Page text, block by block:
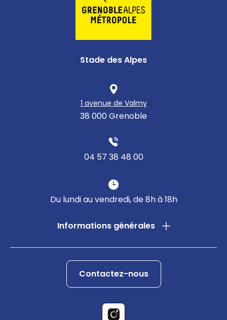
Stade des Alpes
1 avenue de Valmy
38 000 Grenoble
04 57 38 48 00
Du lundi au vendredi, de 8h à 18h
Informations générales
Contactez-nous